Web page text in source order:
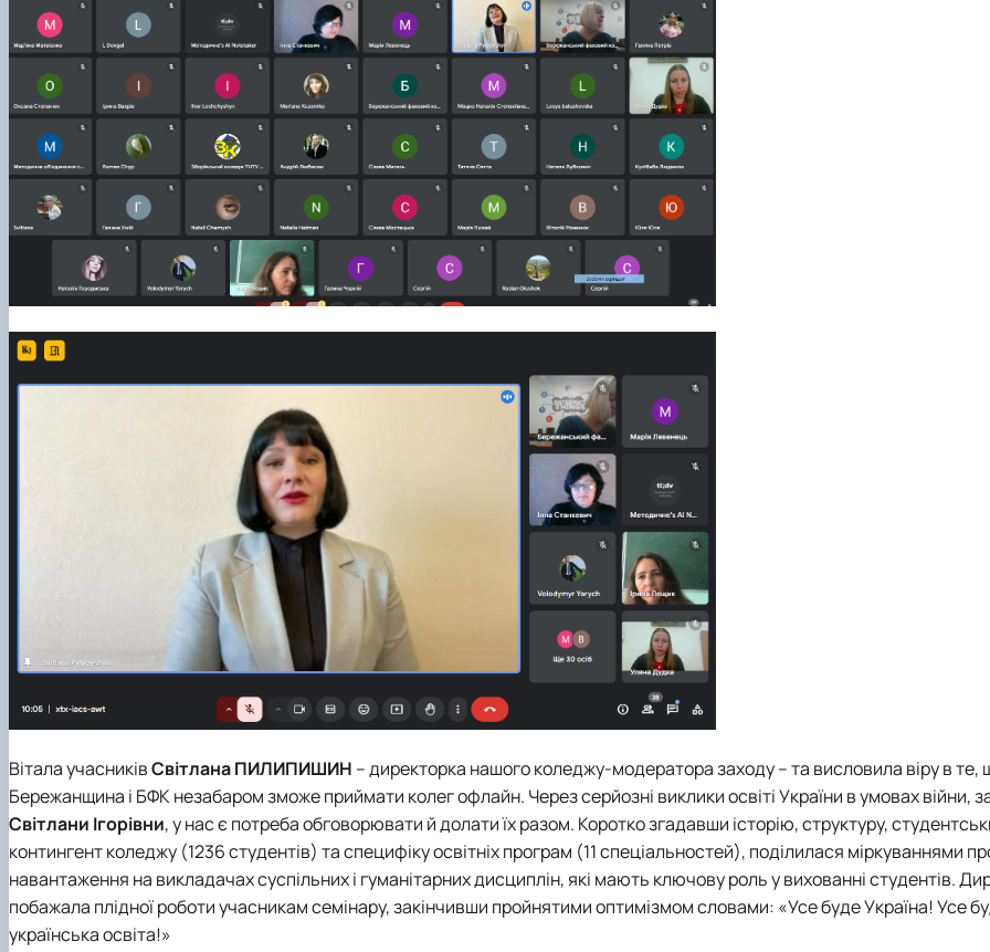
Вітала учасниківСвітлана ПИЛИПИШИН – директорка нашого коледжу-модератора заходу – та висловила віру в те,
Бережанщина і БФК незабаром зможе приймати колег офлайн. Через серйозні виклики освіті України в умовах війни,
Світлани Ігорівни, у нас є потреба обговорювати й долати їх разом. Коротко згадавши історію, структуру,
контингент коледжу (1236 студентів) та специфіку освітніх програм (11 спеціальностей), поділилася міркуваннями
навантаження на викладачах суспільних і гуманітарних дисциплін, які мають ключову роль у вихованні студентів.
побажала плідної роботи учасникам семінару, закінчивши пройнятими оптимізмом словами: «Усе буде Україна! Усе
українська освіта!»